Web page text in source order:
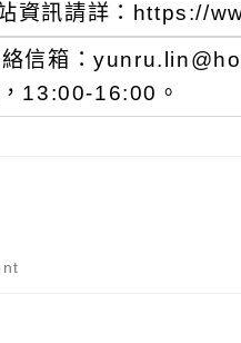
資訊請詳：https://
絡信箱：
13:00-16:00。